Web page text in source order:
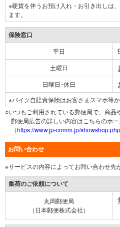
※硬貨を伴うお預け入れ・お引き出しは
ます。
保険窓口
平日
土曜日
日曜日･休日
※バイク自賠責保険はお客さまスマホ等
○いつもご利用されている郵便局で、商品
郵便局広告の詳しい内容はこちらのホー
（https://www.jp-comm.jp/
お問い合わせ
※サービスの内容によってお問い合わせ先
集荷のご依頼について
丸岡郵便局
（日本郵便株式会社）